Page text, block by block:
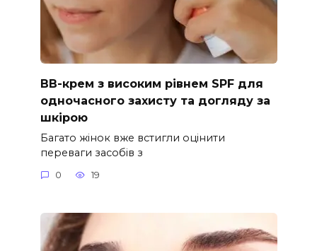
ВВ-крем з високим рівнем SPF для
одночасного захисту та догляду за
шкірою
Багато жінок вже встигли оцінити
переваги засобів з
0 19